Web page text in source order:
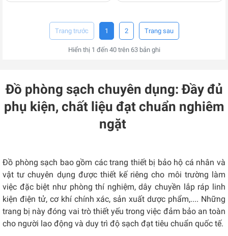
Hiển thị 1 đến 40trên 63bản ghi
1 2
Đồ phòng sạch chuyên dụng: Đầy đủ
phụ kiện, chất liệu đạt chuẩn nghiêm
ngặt
Đồ phòng sạch bao gồm các trang thiết bị bảo hộ cá nhân và
vật tư chuyên dụng được thiết kế riêng cho môi trường làm
việc đặc biệt như phòng thí nghiệm, dây chuyền lắp ráp linh
kiện điện tử, cơ khí chính xác, sản xuất dược phẩm,.... Những
trang bị này đóng vai trò thiết yếu trong việc đảm bảo an toàn
cho người lao động và duy trì độ sạch đạt tiêu chuẩn quốc tế.